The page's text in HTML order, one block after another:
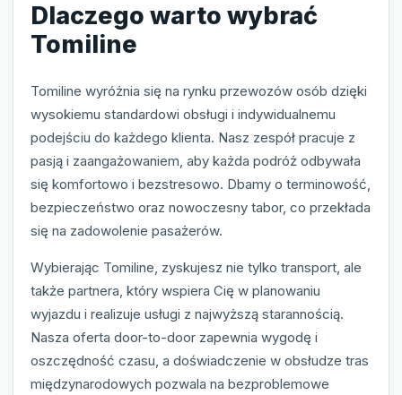
Dlaczego warto wybrać
Tomiline
Tomiline wyróżnia się na rynku przewozów osób dzięki
wysokiemu standardowi obsługi i indywidualnemu
podejściu do każdego klienta. Nasz zespół pracuje z
pasją i zaangażowaniem, aby każda podróż odbywała
się komfortowo i bezstresowo. Dbamy o terminowość,
bezpieczeństwo oraz nowoczesny tabor, co przekłada
się na zadowolenie pasażerów.
Wybierając Tomiline, zyskujesz nie tylko transport, ale
także partnera, który wspiera Cię w planowaniu
wyjazdu i realizuje usługi z najwyższą starannością.
Nasza oferta door-to-door zapewnia wygodę i
oszczędność czasu, a doświadczenie w obsłudze tras
międzynarodowych pozwala na bezproblemowe